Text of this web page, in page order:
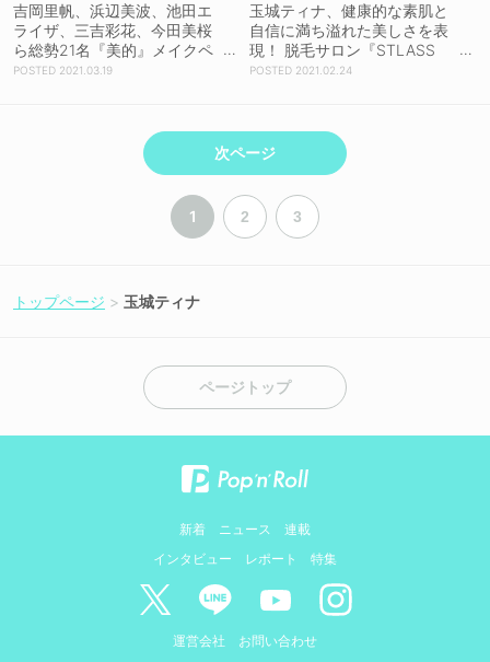
吉岡里帆、浜辺美波、池田エ
ライザ、三吉彩花、今田美桜
ら総勢21名『美的』メイクペ
ージに登場！ 付録には田中み
2021.03.19
玉城ティナ、健康的な素肌と
自信に満ち溢れた美しさを表
現！ 脱毛サロン『STLASS
H』新CM出演
2021.02.24
次ページ
1 2 3
トップページ 玉城ティナ
ページトップ
新着 ニュース
連載
インタビュー
レポート 特集
運営会社 お問い合わせ